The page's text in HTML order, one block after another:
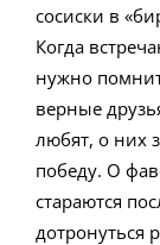
сосиски в
Когда
нужно
верные
любят, о них
победу. О
стараются
дотронуться